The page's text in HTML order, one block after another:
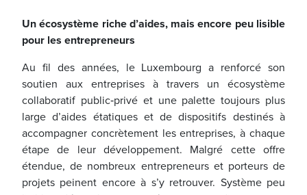
Un écosystème riche d’aides, mais encore peu lisible
pour les entrepreneurs
Au fil des années, le Luxembourg a renforcé son
soutien aux entreprises à travers un écosystème
collaboratif public‑privé et une palette toujours plus
large d’aides étatiques et de dispositifs destinés à
accompagner concrètement les entreprises, à chaque
étape de leur développement. Malgré cette offre
étendue, de nombreux entrepreneurs et porteurs de
projets peinent encore à s’y retrouver. Système peu